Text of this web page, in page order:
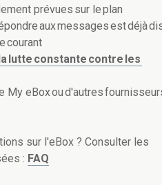
prévues sur le plan
aux messages est déjà
courant
la lutte constante contre les
My eBox ou d'autres
sur l'eBox ? Consulter les
: FAQ